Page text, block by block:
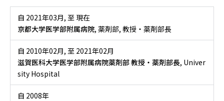
自 2021年03月, 至 現在
京都大学医学部附属病院, 薬剤部, 教授・薬剤部長
自 2010年02月, 至 2021年02月
滋賀医科大学医学部附属病院薬剤部 教授・薬剤部長, Univer
sity Hospital
自 2008年